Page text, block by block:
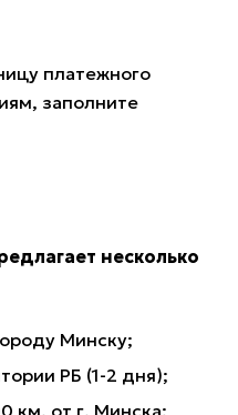
платежного
заполните
несколько
Минску;
РБ (1-2 дня);
км. от г. Минска;